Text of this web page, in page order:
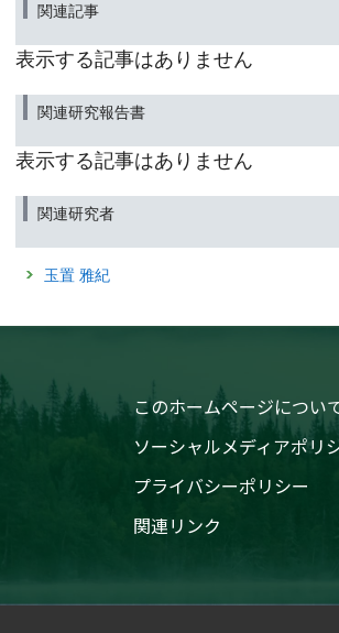
関連記事
表示する記事はありません
関連研究報告書
表示する記事はありません
関連研究者
玉置 雅紀
このホームページについ
ソーシャルメディアポリ
プライバシーポリシー
関連リンク